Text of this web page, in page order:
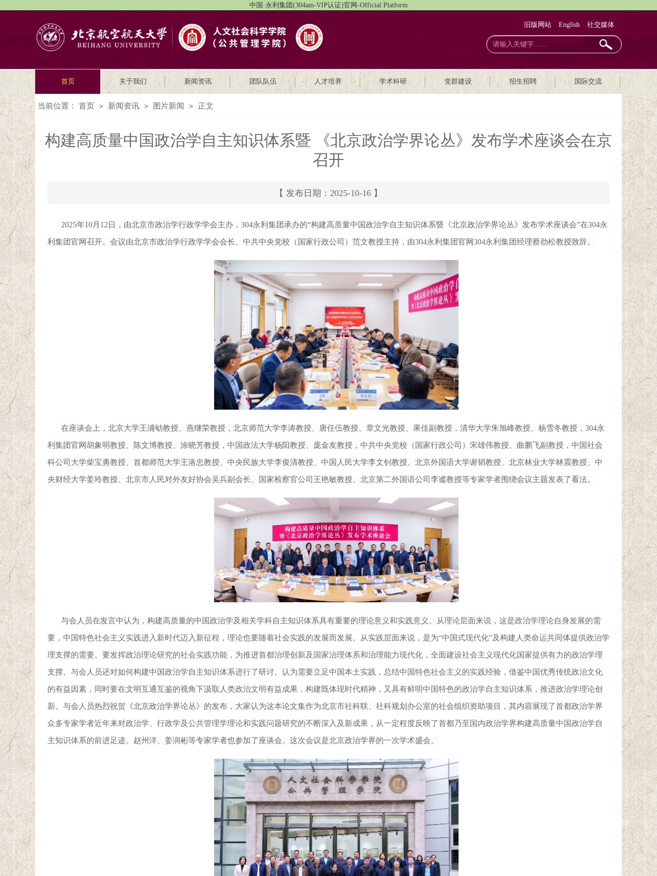
中国·永利集团(304am-VIP认证)官网-Official Platform
社交媒体
English
旧版网站
首页 关于我们 新闻资讯 团队队伍 人才培养 学术科研 党群建设 招生招聘 国际交流
当前位置： 首页 > 新闻资讯 > 图片新闻 > 正文
构建高质量中国政治学自主知识体系暨 《北京政治学界论丛》发布学术座谈会在京
召开
【 发布日期：2025-10-16 】
2025年10月12日，由北京市政治学行政学学会主办，304永利集团承办的“构建高质量中国政治学自主知识体系暨《北京政治学界论丛》发布学术座谈会”在304永
利集团官网召开。会议由北京市政治学行政学学会会长、中共中央党校（国家行政公司）范文教授主持，由304永利集团官网​304永利集团经理蔡劲松教授致辞。
在座谈会上，北京大学王浦劬教授、燕继荣教授 ， 北京师范大学李涛教授、唐任伍教授、章文光教授、果佳副教授，清华大学朱旭峰教授、杨雪冬教授， 304永
利集团官网胡象明教授、陈文博教授 涂晓芳教授 ， 中国政法大学杨阳教授、庞金友教授 ， 中共中央党校（国家行政公司）宋雄伟教授、 曲鹏飞副教授， 中国社会
科公司大学柴宝勇教授、首都师范大学王洛忠教授 中央民族大学李俊清教授 中国人民大学李文钊教授、 北京外国语大学谢韬教授、北京林业大学林震教授、中
央财经大学姜玲教授、 北京市人民对外友好协会吴兵副会长 、国家检察官公司王艳敏教授、北京第二外国语公司李谧教授等专家学者围绕会议主题发表了看法。
与会人员在发言中认为，构建高质量的中国政治学及相关学科自主知识体系具有重要的理论意义和实践意义。 从理论层面来说，这是政治学理论自身发展的需
要，中国特色社会主义实践进入新时代迈入新征程，理论也要随着社会实践的发展而发展。从实践层面来说，是为“中国式现代化”及构建人类命运共同体提供政治学
理支撑的需要。要发挥政治理论研究的社会实践功能， 为推进首都治理创新及国家治理体系和治理能力现代化，全面建设社会主义现代化国家提供有力的政治学理
支撑。 与会人员还对如何构建中国政治学自主知识体系进行了研讨。认为需要立足中国本土实践， 总结中国特色社会主义的实践经验，借鉴中国优秀传统政治文化
的有益因素，同时要在文明互通互鉴的视角下汲取 人类政治文明有益成果，构建既体现时代精神，又具有鲜明中国特色的政治学自主知识体系 ， 推进政治学理论创
新。 与会人员热烈祝贺《北京政治学界论丛》 的发布 ， 大家认为这本论文集作为北京市社科联 社科规划办公室的社会组织资助项目， 其内容展现了首都政治学界
众多专家学者近年来对政治学 行政学及公共管理学理论和实践问题研究的不断深入 及新成果 ， 从一定程度反映了首都乃至国内政治学界构建高质量中国政治学自
主知识体系的前进足迹。 赵州洋、姜润彬等专家学者也参加了座谈会。 这次会议是北京政治学界的一次学术盛会。